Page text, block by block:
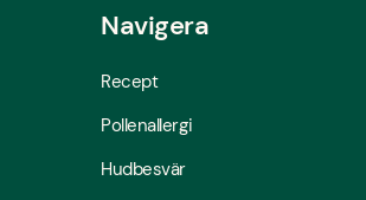
Navigera
Recept
Pollenallergi
Hudbesvär